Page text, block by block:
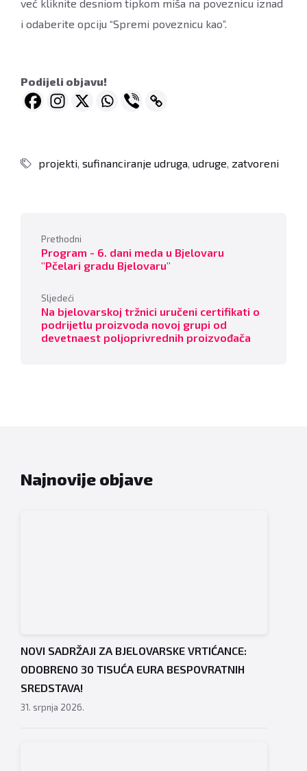
već kliknite desniom tipkom miša na poveznicu iznad
i odaberite opciju “Spremi poveznicu kao”.
Podijeli objavu!
projekti sufinanciranje udruga udruge zatvoreni
Prethodni
Program - 6. dani meda u Bjelovaru
"Pčelari gradu Bjelovaru"
Sljedeći
Na bjelovarskoj tržnici uručeni certifikati o
podrijetlu proizvoda novoj grupi od
devetnaest poljoprivrednih proizvođača
Najnovije objave
NOVI SADRŽAJI ZA BJELOVARSKE VRTIĆANCE:
ODOBRENO 30 TISUĆA EURA BESPOVRATNIH
SREDSTAVA!
31. srpnja 2026.